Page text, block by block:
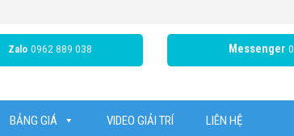
Zalo 0962 889 038 Messenger
BẢNG GIÁ VIDEO GIẢI TRÍ LIÊN HỆ